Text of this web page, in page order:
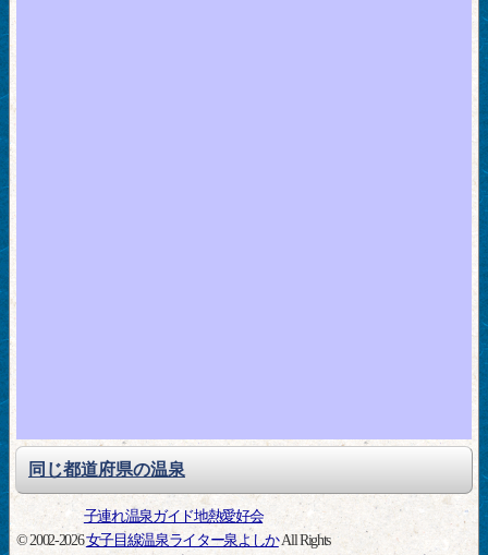
同じ都道府県の温泉